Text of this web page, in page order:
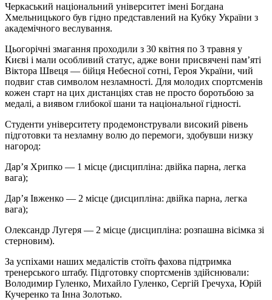
Черкаський національний університет імені Богдана
Хмельницького був гідно представлений на Кубку України з
академічного веслування.
Цьогорічні змагання проходили з 30 квітня по 3 травня у
Києві і мали особливий статус, адже вони присвячені пам’яті
Віктора Швеця — бійця Небесної сотні, Героя України, чий
подвиг став символом незламності. Для молодих спортсменів
кожен старт на цих дистанціях став не просто боротьбою за
медалі, а виявом глибокої шани та національної гідності.
Студенти університету продемонстрували високий рівень
підготовки та незламну волю до перемоги, здобувши низку
нагород:
Дар’я Хрипко — 1 місце (дисципліна: двійка парна, легка
вага);
Дар’я Івженко — 2 місце (дисципліна: двійка парна, легка
вага);
Олександр Лугеря — 2 місце (дисципліна: розпашна вісімка зі
стерновим).
За успіхами наших медалістів стоїть фахова підтримка
тренерського штабу. Підготовку спортсменів здійснювали:
Володимир Гуленко, Михайло Гуленко, Сергій Гречуха, Юрій
Кучеренко та Інна Золотько.